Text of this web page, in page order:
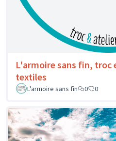
L'armoire sans fin, troc
textiles
L'armoire sans fin
0 0